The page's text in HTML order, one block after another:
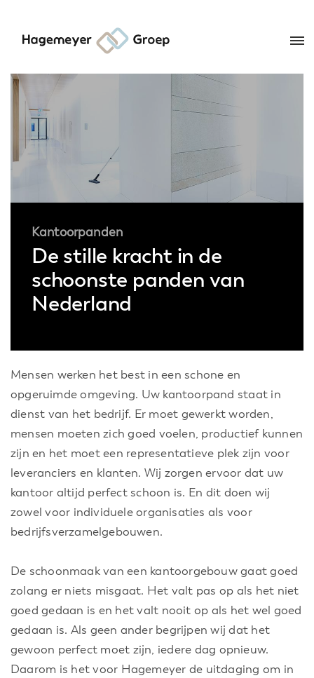
Kantoorpanden
De stille kracht in de
schoonste panden van
Nederland
Mensen werken het best in een schone en
opgeruimde omgeving. Uw kantoorpand staat in
dienst van het bedrijf. Er moet gewerkt worden,
mensen moeten zich goed voelen, productief kunnen
zijn en het moet een representatieve plek zijn voor
leveranciers en klanten. Wij zorgen ervoor dat uw
kantoor altijd perfect schoon is. En dit doen wij
zowel voor individuele organisaties als voor
bedrijfsverzamelgebouwen.
De schoonmaak van een kantoorgebouw gaat goed
zolang er niets misgaat. Het valt pas op als het niet
goed gedaan is en het valt nooit op als het wel goed
gedaan is. Als geen ander begrijpen wij dat het
gewoon perfect moet zijn, iedere dag opnieuw.
Daarom is het voor Hagemeyer de uitdaging om in